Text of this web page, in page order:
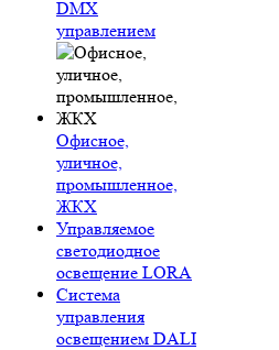
DMX
управлением
Офисное,
уличное,
промышленное,
ЖКХ
Управляемое
светодиодное
освещение LORA
Система
управления
освещением DALI